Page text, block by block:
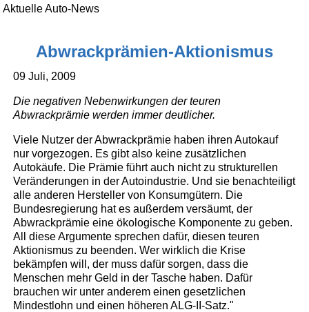
Aktuelle Auto-News
Abwrackprämien-Aktionismus
09 Juli, 2009
Die negativen Nebenwirkungen der teuren
Abwrackprämie werden immer deutlicher.
Viele Nutzer der Abwrackprämie haben ihren Autokauf
nur vorgezogen. Es gibt also keine zusätzlichen
Autokäufe. Die Prämie führt auch nicht zu strukturellen
Veränderungen in der Autoindustrie. Und sie benachteiligt
alle anderen Hersteller von Konsumgütern. Die
Bundesregierung hat es außerdem versäumt, der
Abwrackprämie eine ökologische Komponente zu geben.
All diese Argumente sprechen dafür, diesen teuren
Aktionismus zu beenden. Wer wirklich die Krise
bekämpfen will, der muss dafür sorgen, dass die
Menschen mehr Geld in der Tasche haben. Dafür
brauchen wir unter anderem einen gesetzlichen
Mindestlohn und einen höheren ALG-II-Satz."